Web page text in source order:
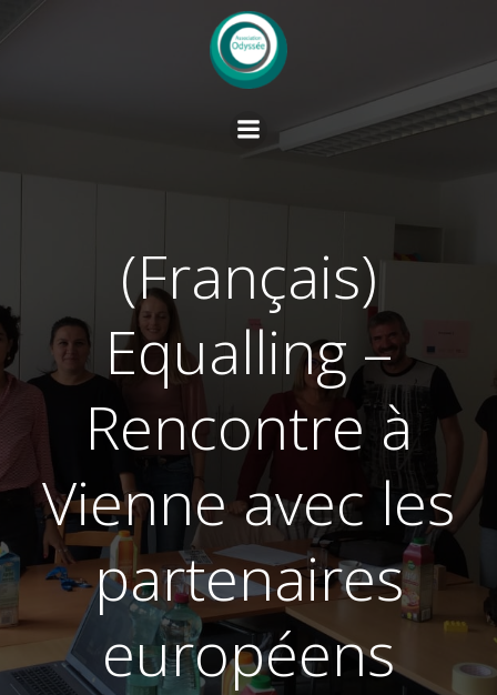
Skip
to
content
(Français)
Equalling –
Rencontre à
Vienne avec les
partenaires
européens